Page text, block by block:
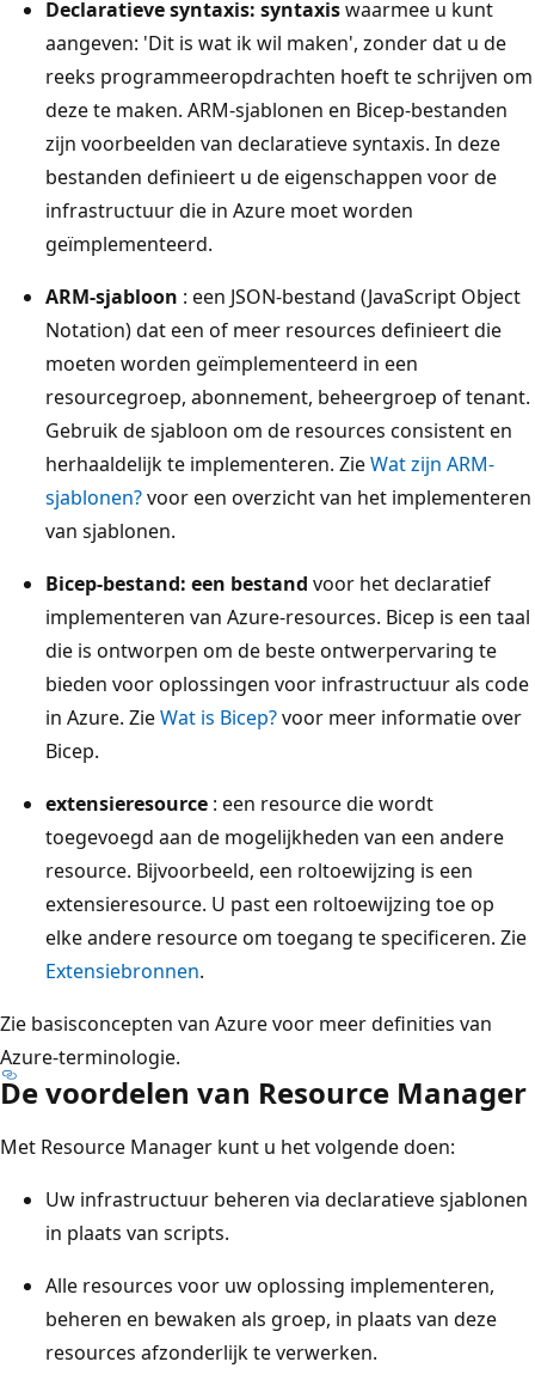
Declaratieve syntaxis: syntaxiswaarmee u kunt
aangeven: 'Dit is wat ik wil maken', zonder dat u de
reeks programmeeropdrachten hoeft te schrijven om
deze te maken. ARM-sjablonen en Bicep-bestanden
zijn voorbeelden van declaratieve syntaxis. In deze
bestanden definieert u de eigenschappen voor de
infrastructuur die in Azure moet worden
geïmplementeerd.
ARM-sjabloon : een JSON-bestand (JavaScript Object
Notation) dat een of meer resources definieert die
moeten worden geïmplementeerd in een
resourcegroep, abonnement, beheergroep of tenant.
Gebruik de sjabloon om de resources consistent en
herhaaldelijk te implementeren. ZieWat zijn ARM-
sjablonen?voor een overzicht van het implementeren
van sjablonen.
Bicep-bestand: een bestand voor het declaratief
implementeren van Azure-resources. Bicep is een taal
die is ontworpen om de beste ontwerpervaring te
bieden voor oplossingen voor infrastructuur als code
in Azure. ZieWat is Bicep?voor meer informatie over
Bicep.
extensieresource : een resource die wordt
toegevoegd aan de mogelijkheden van een andere
resource. Bijvoorbeeld, een roltoewijzing is een
extensieresource. U past een roltoewijzing toe op
elke andere resource om toegang te specificeren. Zie
Extensiebronnen.
Zie basisconcepten van Azure voor meer definities van
Azure-terminologie.
De voordelen van Resource Manager
Met Resource Manager kunt u het volgende doen:
Uw infrastructuur beheren via declaratieve sjablonen
in plaats van scripts.
Alle resources voor uw oplossing implementeren,
beheren en bewaken als groep, in plaats van deze
resources afzonderlijk te verwerken.